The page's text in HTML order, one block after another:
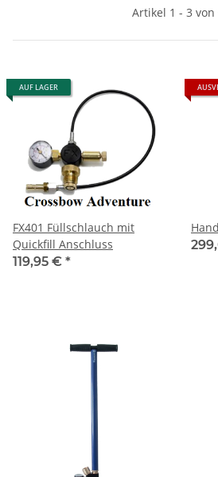
Artikel 1 - 3 von
AUF LAGER
FX401 Füllschlauch mit
Quickfill Anschluss
119,95 € *